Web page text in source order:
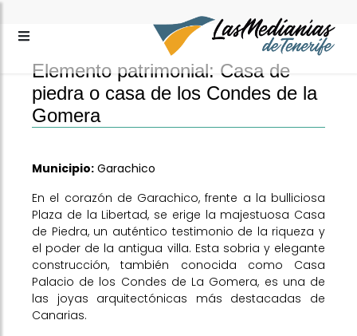
Elemento patrimonial: Casa de
piedra o casa de los Condes de la
Gomera
Municipio: Garachico
En el corazón de Garachico, frente a la bulliciosa
Plaza de la Libertad, se erige la majestuosa Casa
de Piedra, un auténtico testimonio de la riqueza y
el poder de la antigua villa. Esta sobria y elegante
construcción, también conocida como Casa
Palacio de los Condes de La Gomera, es una de
las joyas arquitectónicas más destacadas de
Canarias.